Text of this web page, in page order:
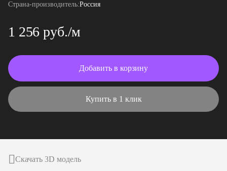
Страна-производитель:Россия
1 256 руб./м
Добавить в корзину
Купить в 1 клик
Скачать 3D модель